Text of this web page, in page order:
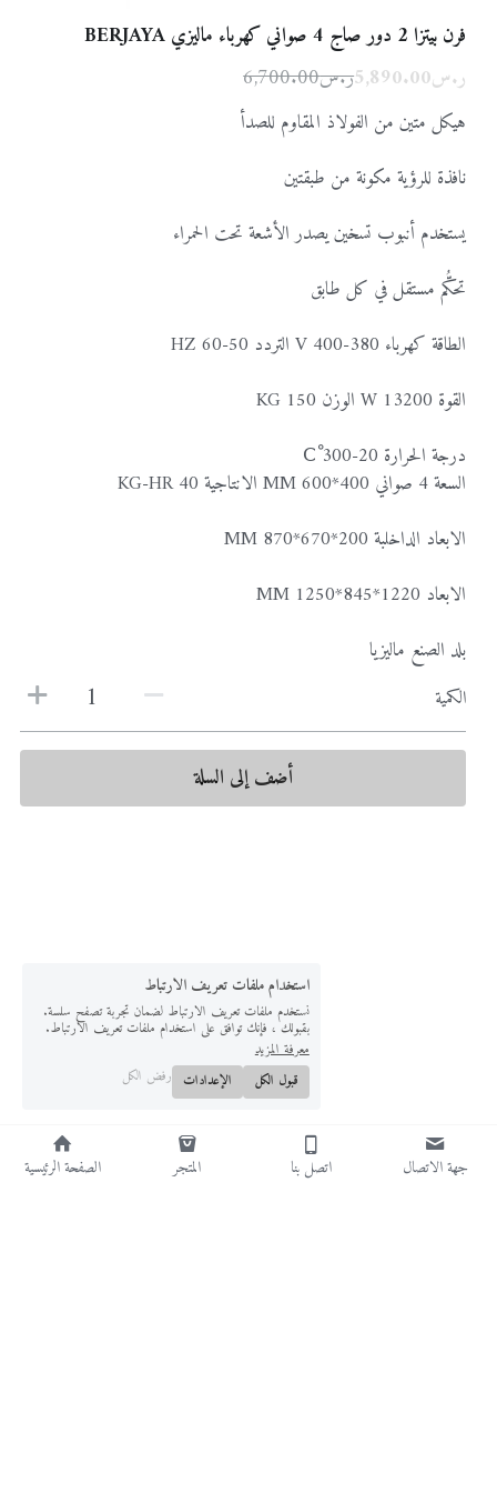
الخلاطات و العصارات
مطاحن القهوة
مكائن تحضير القهوة
معدات الطهي
الأفران
البحث
Info@steelhousefactory.net
فرن بيتزا 2 دور صاج 4 صواني كهرباء ماليزي BERJAYA
ر.س5,890.00
ر.س6,700.00
هيكل متين من الفولاذ المقاوم للصدأ
نافذة للرؤية مكونة من طبقتين
يستخدم أنبوب تسخين يصدر الأشعة تحت الحمراء
تحكُّم مستقل في كل طابق
الطاقة كهرباء 380-400 V التردد 50-60 HZ
القوة 13200 W الوزن 150 KG
درجة الحرارة 20-300 Cْ
السعة 4 صواني 400*600 MM الانتاجية 40 KG-HR
الابعاد الداخلبة 200*670*870 MM
الابعاد 1220*845*1250 MM
بلد الصنع ماليزيا
الكمية
أضف إلى السلة
الصفحة الرئيسية المتجر اتصل بنا جهة الاتصال
استخدام ملفات تعريف الارتباط
نستخدم ملفات تعريف الارتباط لضمان تجربة تصفح سلسة.
بقبولك ، فإنك توافق على استخدام ملفات تعريف الارتباط.
معرفة المزيد
قبول الكل
الإعدادات رفض الكل